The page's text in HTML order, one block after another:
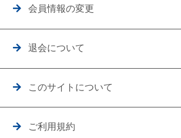
会員情報の変更
退会について
このサイトについて
ご利用規約